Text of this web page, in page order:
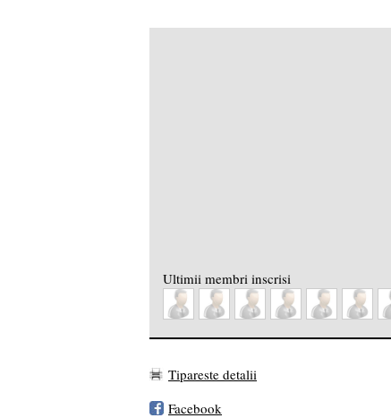
Ultimii membri inscrisi
Tipareste detalii
Facebook